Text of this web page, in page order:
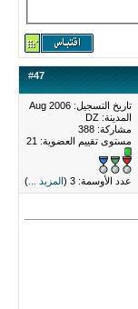
#47
تاريخ التسجيل: Aug 2006
المدينة: DZ
مشاركة: 388
مستوى تقييم العضوية: 21
عدد الأوسمة: 3 ( المزيد ... )